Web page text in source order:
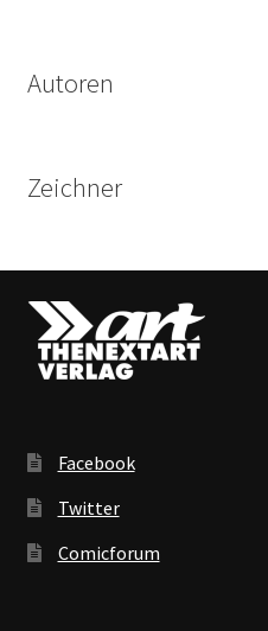
Autoren
Zeichner
Facebook
Twitter
Comicforum